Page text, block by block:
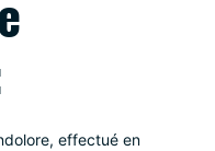
effectué en